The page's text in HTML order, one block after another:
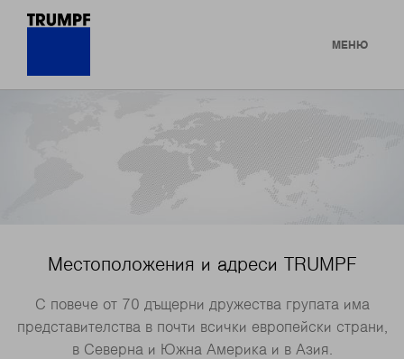
МЕНЮ
Местоположения и адреси TRUMPF
С повече от 70 дъщерни дружества групата има
представителства в почти всички европейски страни,
в Северна и Южна Америка и в Азия.